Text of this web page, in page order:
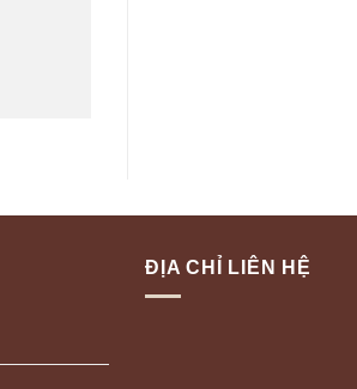
ĐỊA CHỈ LIÊN HỆ